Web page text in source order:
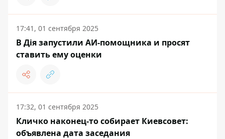
17:41, 01 сентября 2025
В Дія запустили АИ-помощника и просят
ставить ему оценки
17:32, 01 сентября 2025
Кличко наконец-то собирает Киевсовет:
объявлена ​​дата заседания